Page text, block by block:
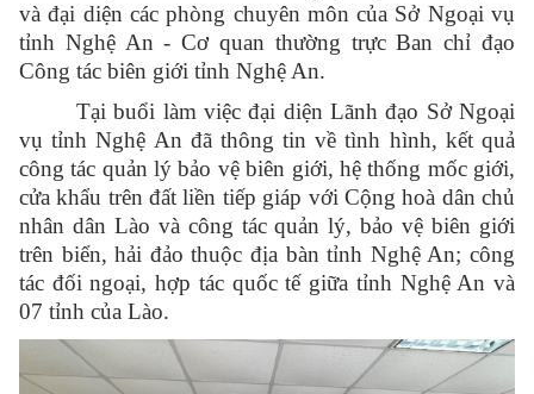
và đại diện các phòng chuyên môn của Sở Ngoại vụ
tỉnh Nghệ An - Cơ quan thường trực Ban chỉ đạo
Công tác biên giới tỉnh Nghệ An.
Tại buổi làm việc đại diện Lãnh đạo Sở Ngoại
vụ tỉnh Nghệ An đã thông tin về tình hình, kết quả
công tác quản lý bảo vệ biên giới, hệ thống mốc giới,
cửa khẩu trên đất liền tiếp giáp với Cộng hoà dân chủ
nhân dân Lào và công tác quản lý, bảo vệ biên giới
trên biển, hải đảo thuộc địa bàn tỉnh Nghệ An; công
tác đối ngoại, hợp tác quốc tế giữa tỉnh Nghệ An và
07 tỉnh của Lào.